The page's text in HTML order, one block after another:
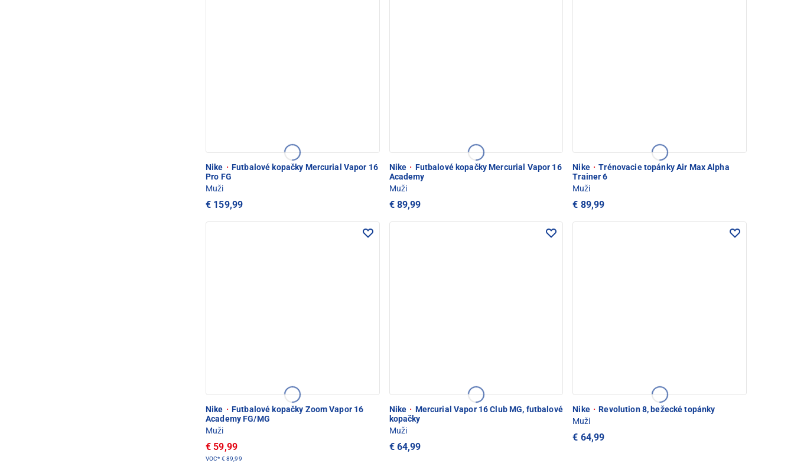
Nike · Futbalové kopačky Mercurial Vapor 16
Pro FG
Muži
€ 159,99
Nike · Futbalové kopačky Mercurial Vapor 16
Academy
Muži
€ 89,99
Nike · Trénovacie topánky Air Max Alpha
Trainer 6
Muži
€ 89,99
Nike · Futbalové kopačky Zoom Vapor 16
Academy FG/MG
Muži
€ 59,99
VOC* € 89,99
Nike · Mercurial Vapor 16 Club MG, futbalové
kopačky
Muži
€ 64,99
Nike · Revolution 8, bežecké topánky
Muži
€ 64,99